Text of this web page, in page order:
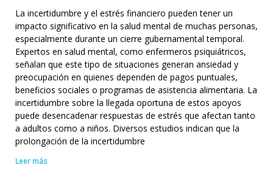
La incertidumbre y el estrés financiero pueden tener un
impacto significativo en la salud mental de muchas personas,
especialmente durante un cierre gubernamental temporal.
Expertos en salud mental, como enfermeros psiquiátricos,
señalan que este tipo de situaciones generan ansiedad y
preocupación en quienes dependen de pagos puntuales,
beneficios sociales o programas de asistencia alimentaria. La
incertidumbre sobre la llegada oportuna de estos apoyos
puede desencadenar respuestas de estrés que afectan tanto
a adultos como a niños. Diversos estudios indican que la
prolongación de la incertidumbre
Leer más